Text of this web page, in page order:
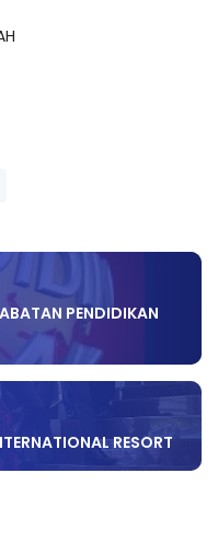
PENDIDIKAN
RESORT